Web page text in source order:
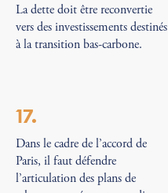
La dette doit être reconvertie
vers des investissements destinés
à la transition bas-carbone.
17.
Dans le cadre de l’accord de
Paris, il faut défendre
l’articulation des plans de